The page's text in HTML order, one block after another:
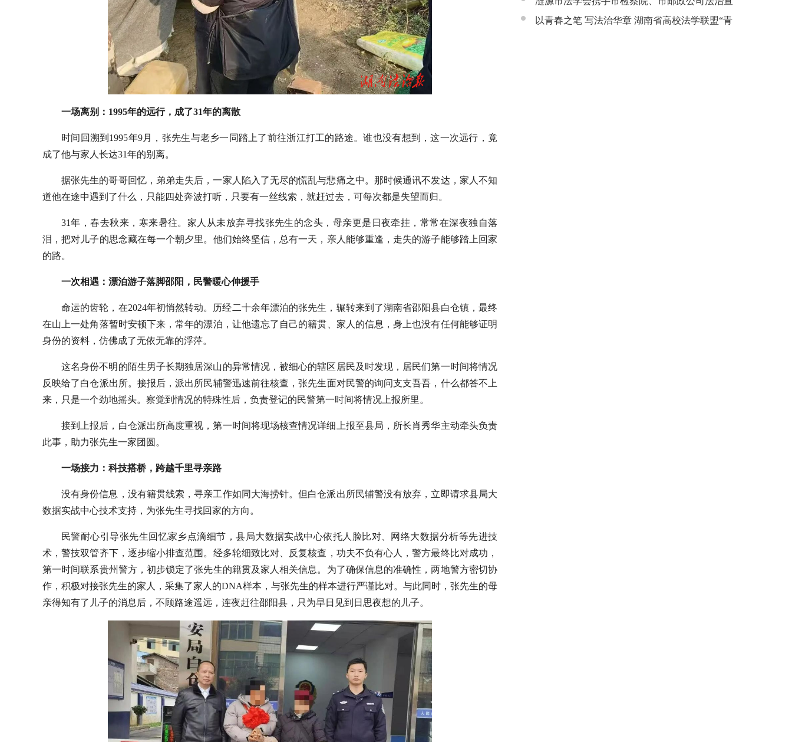
一场离别：1995年的远行，成了31年的离散
时间回溯到1995年9月，张先生与老乡一同踏上了前往浙江打工的路途。谁也没有想到，这一次远行，竟
成了他与家人长达31年的别离。
据张先生的哥哥回忆，弟弟走失后，一家人陷入了无尽的慌乱与悲痛之中。那时候通讯不发达，家人不知
道他在途中遇到了什么，只能四处奔波打听，只要有一丝线索，就赶过去，可每次都是失望而归。
31年，春去秋来，寒来暑往。家人从未放弃寻找张先生的念头，母亲更是日夜牵挂，常常在深夜独自落
泪，把对儿子的思念藏在每一个朝夕里。他们始终坚信，总有一天，亲人能够重逢，走失的游子能够踏上回家
的路。
一次相遇：漂泊游子落脚邵阳，民警暖心伸援手
命运的齿轮，在2024年初悄然转动。历经二十余年漂泊的张先生，辗转来到了湖南省邵阳县白仓镇，最终
在山上一处角落暂时安顿下来，常年的漂泊，让他遗忘了自己的籍贯、家人的信息，身上也没有任何能够证明
身份的资料，仿佛成了无依无靠的浮萍。
这名身份不明的陌生男子长期独居深山的异常情况，被细心的辖区居民及时发现，居民们第一时间将情况
反映给了白仓派出所。接报后，派出所民辅警迅速前往核查，张先生面对民警的询问支支吾吾，什么都答不上
来，只是一个劲地摇头。察觉到情况的特殊性后，负责登记的民警第一时间将情况上报所里。
接到上报后，白仓派出所高度重视，第一时间将现场核查情况详细上报至县局，所长肖秀华主动牵头负责
此事，助力张先生一家团圆。
一场接力：科技搭桥，跨越千里寻亲路
没有身份信息，没有籍贯线索，寻亲工作如同大海捞针。但白仓派出所民辅警没有放弃，立即请求县局大
数据实战中心技术支持，为张先生寻找回家的方向。
民警耐心引导张先生回忆家乡点滴细节，县局大数据实战中心依托人脸比对、网络大数据分析等先进技
术，警技双管齐下，逐步缩小排查范围。经多轮细致比对、反复核查，功夫不负有心人，警方最终比对成功，
第一时间联系贵州警方，初步锁定了张先生的籍贯及家人相关信息。为了确保信息的准确性，两地警方密切协
作，积极对接张先生的家人，采集了家人的DNA样本，与张先生的样本进行严谨比对。与此同时，张先生的母
亲得知有了儿子的消息后，不顾路途遥远，连夜赶往邵阳县，只为早日见到日思夜想的儿子。
慧镇举行
讲走进七星街镇仙洞中学
以青春之笔 写法治华章 湖南省高校法学联盟“青